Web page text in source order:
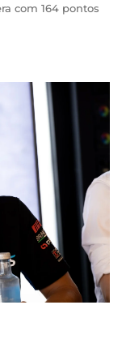
com 164 pontos